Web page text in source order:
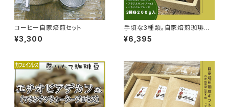
コーヒー自家焙煎セット
¥3,300
手頃な3種類。自家焙煎珈琲豆3
種ギフトセット（ブラジル、コロン
ビア、オリジナルブレンド）｜B3
¥6,395